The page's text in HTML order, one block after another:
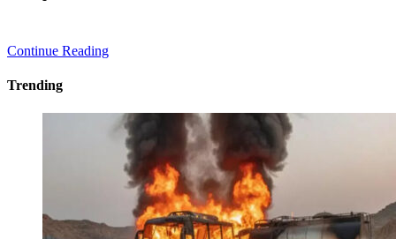
Continue Reading
Trending